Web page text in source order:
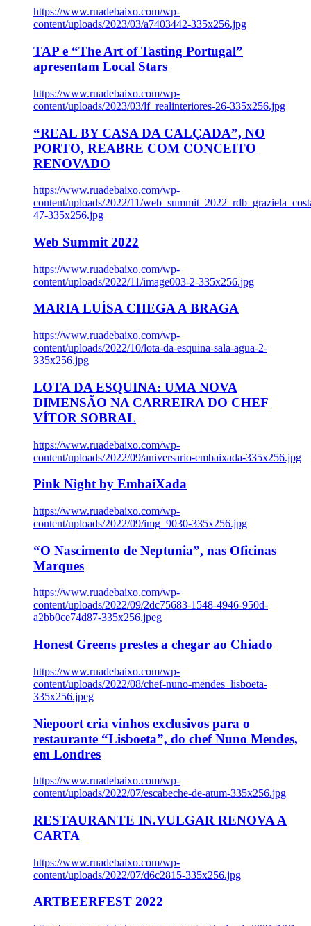
https://www.ruadebaixo.com/wp-
content/uploads/2023/03/a7403442-335x256.jpg
TAP e “The Art of Tasting Portugal”
apresentam Local Stars
https://www.ruadebaixo.com/wp-
content/uploads/2023/03/lf_realinteriores-26-335x256.jpg
“REAL BY CASA DA CALÇADA”, NO
PORTO, REABRE COM CONCEITO
RENOVADO
https://www.ruadebaixo.com/wp-
content/uploads/2022/11/
47-335x256.jpg
Web Summit 2022
https://www.ruadebaixo.com/wp-
content/uploads/2022/11/image003-2-335x256.jpg
MARIA LUÍSA CHEGA A BRAGA
https://www.ruadebaixo.com/wp-
content/uploads/2022/10/lota-da-esquina-sala-agua-2-
335x256.jpg
LOTA DA ESQUINA: UMA NOVA
DIMENSÃO NA CARREIRA DO CHEF
VÍTOR SOBRAL
https://www.ruadebaixo.com/wp-
content/uploads/2022/09/aniversario-embaixada-335x256.jpg
Pink Night by EmbaiXada
https://www.ruadebaixo.com/wp-
content/uploads/2022/09/img_9030-335x256.jpg
“O Nascimento de Neptunia”, nas Oficinas
Marques
https://www.ruadebaixo.com/wp-
content/uploads/2022/09/2dc75683-1548-4946-950d-
a2bb0ce74d87-335x256.jpeg
Honest Greens prestes a chegar ao Chiado
https://www.ruadebaixo.com/wp-
content/uploads/2022/08/chef-nuno-mendes_lisboeta-
335x256.jpeg
Niepoort cria vinhos exclusivos para o
restaurante “Lisboeta”, do chef Nuno Mendes,
em Londres
https://www.ruadebaixo.com/wp-
content/uploads/2022/07/escabeche-de-atum-335x256.jpg
RESTAURANTE IN.VULGAR RENOVA A
CARTA
https://www.ruadebaixo.com/wp-
content/uploads/2022/07/d6c2815-335x256.jpg
ARTBEERFEST 2022